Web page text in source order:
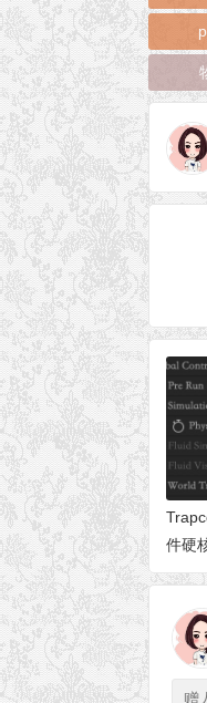
件硬